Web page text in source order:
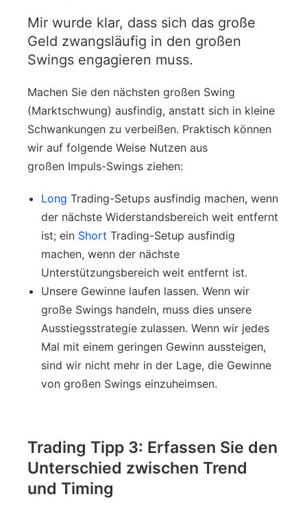
Mir wurde klar, dass sich das große
Geld zwangsläufig in den großen
Swings engagieren muss.
Machen Sie den nächsten großen Swing
(Marktschwung) ausfindig, anstatt sich in kleine
Schwankungen zu verbeißen. Praktisch können
wir auf folgende Weise Nutzen aus
großen Impuls-Swings ziehen:
Long Trading-Setups ausfindig machen, wenn
der nächste Widerstandsbereich weit entfernt
ist; ein Short Trading-Setup ausfindig
machen, wenn der nächste
Unterstützungsbereich weit entfernt ist.
Unsere Gewinne laufen lassen. Wenn wir
große Swings handeln, muss dies unsere
Ausstiegsstrategie zulassen. Wenn wir jedes
Mal mit einem geringen Gewinn aussteigen,
sind wir nicht mehr in der Lage, die Gewinne
von großen Swings einzuheimsen.
Trading Tipp 3: Erfassen Sie den
Unterschied zwischen Trend
und Timing